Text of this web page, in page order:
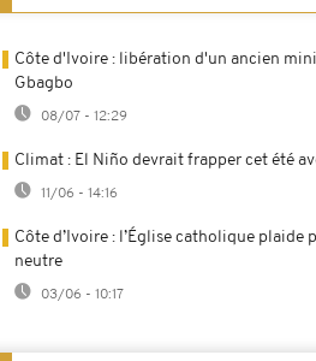
Côte d'Ivoire : libération d'un ancien
Gbagbo
08/07 - 12:29
Climat : El Niño devrait frapper cet été
11/06 - 14:16
Côte d’Ivoire : l’Église catholique plaide
neutre
03/06 - 10:17